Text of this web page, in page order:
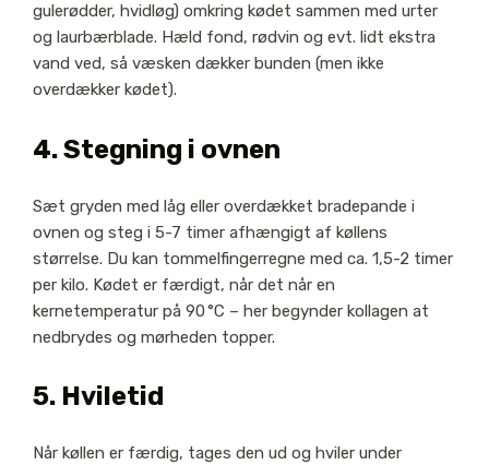
gulerødder, hvidløg) omkring kødet sammen med urter
og laurbærblade. Hæld fond, rødvin og evt. lidt ekstra
vand ved, så væsken dækker bunden (men ikke
overdækker kødet).
4. Stegning i ovnen
Sæt gryden med låg eller overdækket bradepande i
ovnen og steg i 5-7 timer afhængigt af køllens
størrelse. Du kan tommelfingerregne med ca. 1,5-2 timer
per kilo. Kødet er færdigt, når det når en
kernetemperatur på 90 °C – her begynder kollagen at
nedbrydes og mørheden topper.
5. Hviletid
Når køllen er færdig, tages den ud og hviler under